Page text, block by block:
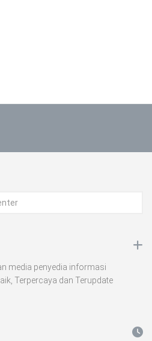
media penyedia informasi
Terpercaya dan Terupdate